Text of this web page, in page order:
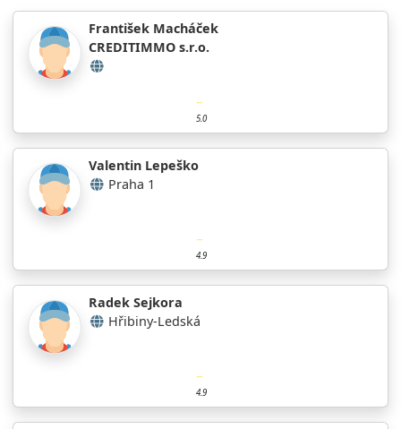
František Macháček
CREDITIMMO s.r.o.
5.0
Valentin Lepeško
Praha 1
4.9
Radek Sejkora
Hřibiny-Ledská
4.9